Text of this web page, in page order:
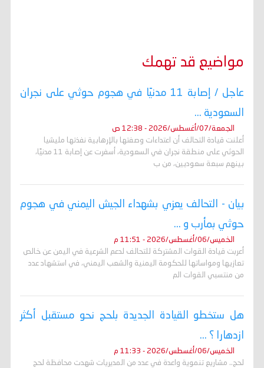
مواضيع قد تهمك
عاجل / إصابة 11 مدنيًا في هجوم حوثي على نجران
السعودية ...
الجمعة/07/أغسطس/2026 - 12:38 ص
أعلنت قيادة التحالف أن اعتداءات وصفتها بالإرهابية نفذتها مليشيا
الحوثي على منطقة نجران في السعودية، أسفرت عن إصابة 11 مدنيًا،
بينهم سبعة سعوديين، من ب
بيان - التحالف يعزي بشهداء الجيش اليمني في هجوم
حوثي بمأرب و ...
الخميس/06/أغسطس/2026 - 11:51 م
أعربت قيادة القوات المشتركة للتحالف لدعم الشرعية في اليمن عن خالص
تعازيها ومواساتها للحكومة اليمنية والشعب اليمني، في استشهاد عدد
من منتسبي القوات الم
هل ستخطو القيادة الجديدة بلحج نحو مستقبل أكثر
ازدهارا ؟ ...
الخميس/06/أغسطس/2026 - 11:33 م
لحج.. مشاريع تنموية واعدة في عدد من المديريات شهدت محافظة لحج